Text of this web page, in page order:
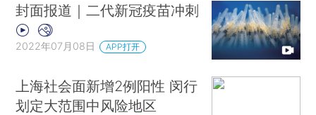
封面报道｜二代新冠疫苗冲刺
2022年07月08日 APP打开
上海社会面新增2例阳性 闵行
划定大范围中风险地区